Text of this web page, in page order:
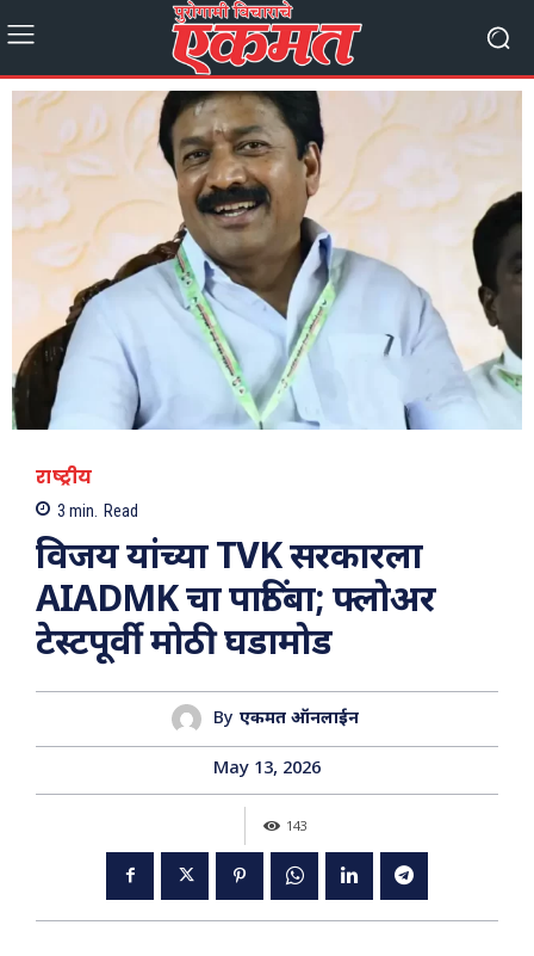
राष्ट्रीय
3 min. Read
विजय यांच्या TVK सरकारला
AIADMK चा पाठिंबा; फ्लोअर
टेस्टपूर्वी मोठी घडामोड
By एकमत ऑनलाईन
May 13, 2026
143